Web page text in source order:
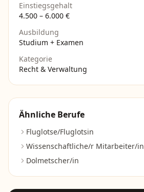
Einstiegsgehalt
4.500 – 6.000 €
Ausbildung
Studium + Examen
Kategorie
Recht & Verwaltung
Ähnliche Berufe
Fluglotse/Fluglotsin
Wissenschaftliche/r Mitarbeiter/in
Dolmetscher/in